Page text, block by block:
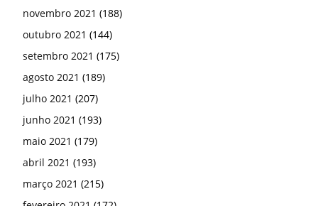
novembro 2021 (188)
outubro 2021 (144)
setembro 2021 (175)
agosto 2021 (189)
julho 2021 (207)
junho 2021 (193)
maio 2021 (179)
abril 2021 (193)
março 2021 (215)